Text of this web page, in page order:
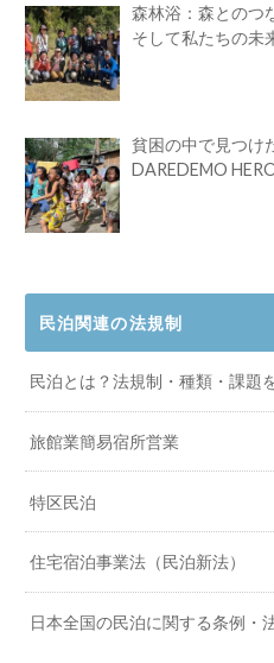
森林浴：森とのつ
そして私たちの未
貧困の中で見つけ
DAREDEMO
民泊関連の法規制
民泊とは？法規制・種類・課題
旅館業簡易宿所営業
特区民泊
住宅宿泊事業法（民泊新法）
日本全国の民泊に関する条例・